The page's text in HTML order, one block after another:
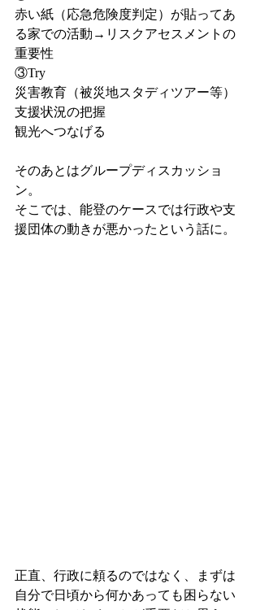
赤い紙（応急危険度判定）が貼ってあ
る家での活動→リスクアセスメントの
重要性
③Try
災害教育（被災地スタディツアー等）
支援状況の把握
観光へつなげる
そのあとはグループディスカッショ
ン。
そこでは、能登のケースでは行政や支
援団体の動きが悪かったという話に。
正直、行政に頼るのではなく、まずは
自分で日頃から何かあっても困らない